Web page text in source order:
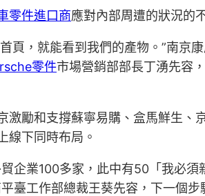
零件進口商應對內部周遭的狀況的
頁，就能看到我們的產物。”南京
零件市場營銷部部長丁湧先容
激勵和支撐蘇寧易購、盒馬鮮生、
線下同時布局。
企業100多家，此中有50「我必
臺工作部總裁王葵先容，下一個步